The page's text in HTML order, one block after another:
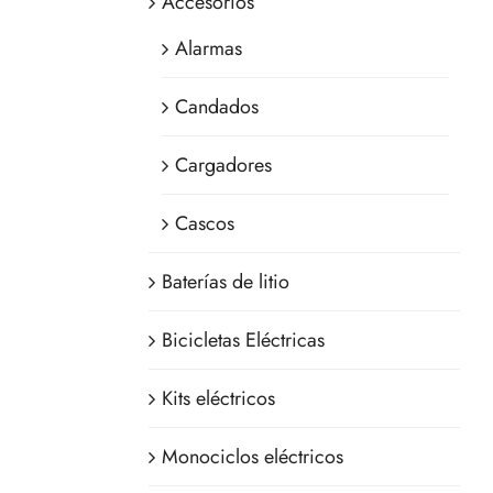
Alarmas
Candados
Cargadores
Cascos
Baterías de litio
Bicicletas Eléctricas
Kits eléctricos
Monociclos eléctricos